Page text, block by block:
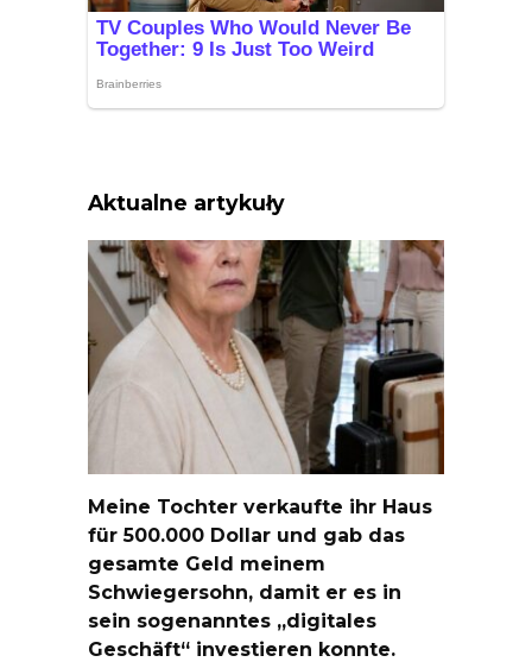
Aktualne artykuły
Meine Tochter verkaufte ihr Haus
für 500.000 Dollar und gab das
gesamte Geld meinem
Schwiegersohn, damit er es in
sein sogenanntes „digitales
Geschäft“ investieren konnte.